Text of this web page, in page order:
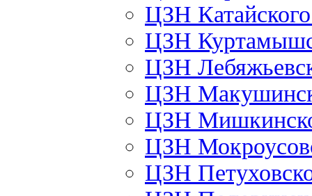
ЦЗН
ЦЗН
ЦЗН
ЦЗН
ЦЗН
ЦЗН
ЦЗН